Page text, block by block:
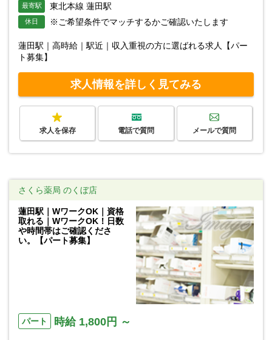
最寄駅 東北本線 蓮田駅
休日 ※ご希望条件でマッチするかご確認いたします
蓮田駅｜高時給｜駅近｜収入重視の方に選ばれる求人【パー
ト募集】
求人情報を詳しく見てみる
求人を保存 電話で質問 メールで質問
さくら薬局 のくぼ店
蓮田駅｜WワークOK｜資格
取れる｜WワークOK！日数
や時間帯はご確認くださ
い。【パート募集】
パート 時給 1,800円 ～